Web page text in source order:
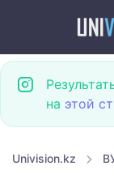
на этой
Univision.kz